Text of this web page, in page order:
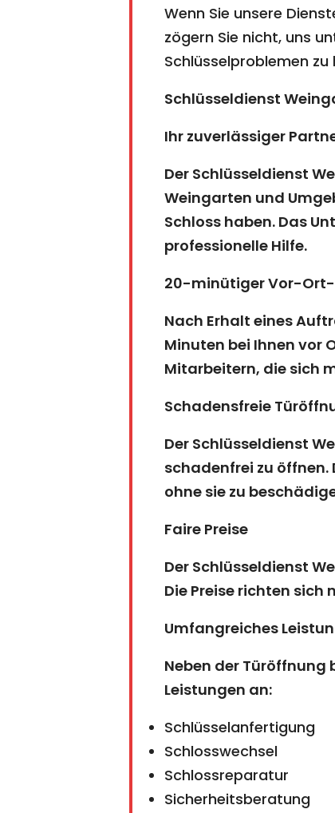
Wenn Sie unsere
zögern Sie nicht, uns
Schlüsselproblemen
Schlüsseldienst
Ihr zuverlässiger
Der Schlüsseldienst
Weingarten und
Schloss haben. Das
professionelle Hilfe.
20-minütiger Vor-Ort-
Nach Erhalt eines
Minuten bei Ihnen vor
Mitarbeitern, die sich
Schadensfreie
Der Schlüsseldienst
schadenfrei zu öffnen.
ohne sie zu
Faire Preise
Der Schlüsseldienst
Die Preise richten
Umfangreiches
Neben der
Leistungen an:
Schlüsselanfertigung
Schlosswechsel
Schlossreparatur
Sicherheitsberatung